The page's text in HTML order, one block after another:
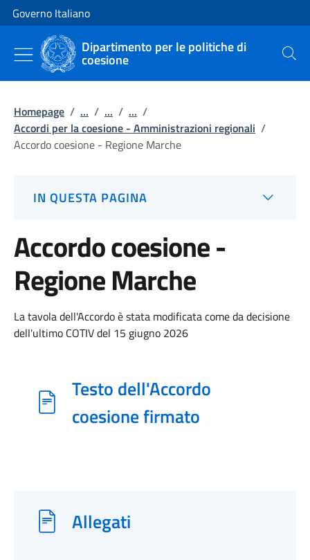
Vai al contenuto
Vai alla navigazione del sito
Governo Italiano
Dipartimento per le politiche di
coesione Cerca
Homepage / ... / ... / ... /
Accordi per la coesione - Amministrazioni regionali /
Accordo coesione - Regione Marche
IN QUESTA PAGINA
Accordo coesione -
Regione Marche
La tavola dell'Accordo è stata modificata come da decisione
dell'ultimo COTIV del 15 giugno 2026
Testo dell'Accordo
coesione firmato
Allegati